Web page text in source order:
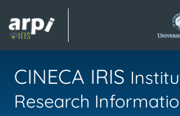
CINECA IRIS
Research